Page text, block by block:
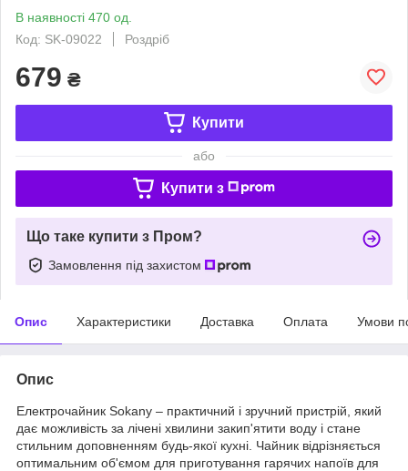
В наявності 470 од.
Код: SK-09022
Роздріб
679 ₴
Купити
або
Купити з
Що таке купити з Пром?
Замовлення під захистом
Опис Характеристики Доставка Оплата Умови
Опис
Електрочайник Sokany – практичний і зручний пристрій, який
дає можливість за лічені хвилини закип'ятити воду і стане
стильним доповненням будь-якої кухні. Чайник відрізняється
оптимальним об'ємом для приготування гарячих напоїв для